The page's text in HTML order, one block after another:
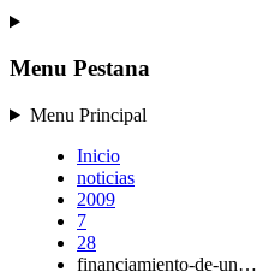
Menu Pestana
Menu Principal
Inicio
noticias
2009
7
28
financiamiento-de-un…